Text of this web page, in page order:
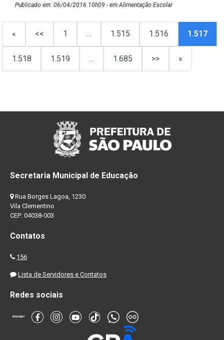
Publicado em: 06/04/2016 10h09 - em Alimentação Escolar
« << 1 … 1.515 1.516 1.517
1.518 1.519 … 1.685 >> »
Secretaria Municipal de Educação
Rua Borges Lagoa, 1230
Vila Clementino
CEP: 04038-003
Contatos
156
Lista de Servidores e Contatos
Redes sociais